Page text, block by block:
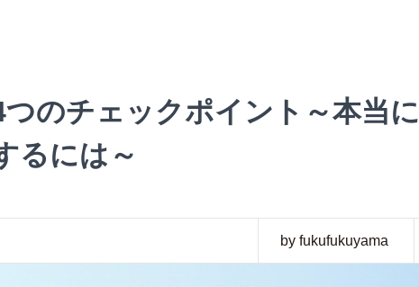
のチェックポイント～本当に
るには～
by fukufukuyama